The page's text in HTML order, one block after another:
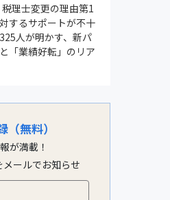
税理士変更の理由第1
するサポートが不十
人が明かす、新パ
「業績好転」のリア
（無料）
が満載！
ールでお知らせ